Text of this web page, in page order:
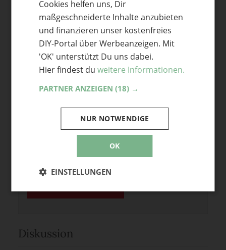
Name
Diskussion
Cookies helfen uns, Dir
maßgeschneiderte Inhalte anzubieten
und finanzieren unser kostenfreies
DIY-Portal über Werbeanzeigen. Mit
'OK' unterstützt Du uns dabei.
Hier findest du weitere Informationen.
PARTNER ANZEIGEN (18) →
OK
NUR NOTWENDIGE
EINSTELLUNGEN